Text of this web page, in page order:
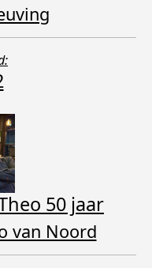
50 jaar
van Noord